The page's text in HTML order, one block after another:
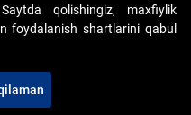
auksionlarni
qolishingiz, maxfiylik
foydalanish shartlarini qabul